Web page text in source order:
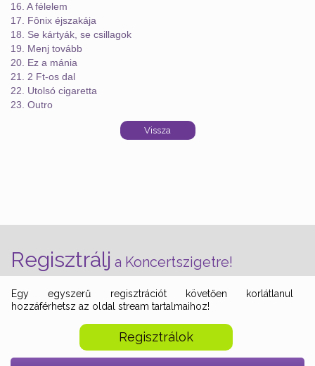
Regisztrálj a Koncertszigetre!
Egy egyszerű regisztrációt követően korlátlanul
hozzáférhetsz az oldal stream tartalmaihoz!
Regisztrálok
16. A félelem
17. Fônix éjszakája
18. Se kártyák, se csillagok
19. Menj tovább
20. Ez a mánia
21. 2 Ft-os dal
22. Utolsó cigaretta
23. Outro